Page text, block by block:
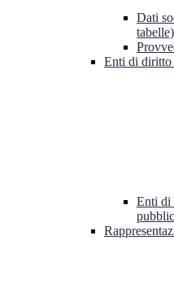
Dati
tabelle)
Enti di diritto
Enti di